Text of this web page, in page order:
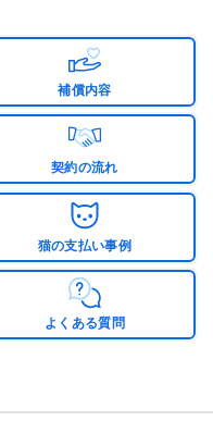
補償内容
契約の流れ
猫の支払い事例
よくある質問